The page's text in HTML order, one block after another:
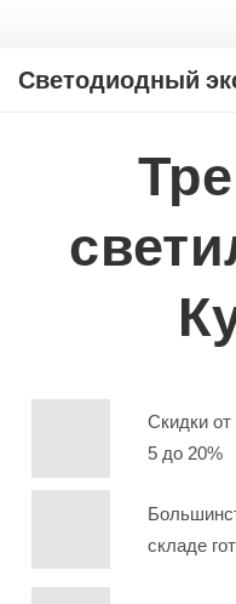
Светодиодный
Скидки от
5 до 20%
складе